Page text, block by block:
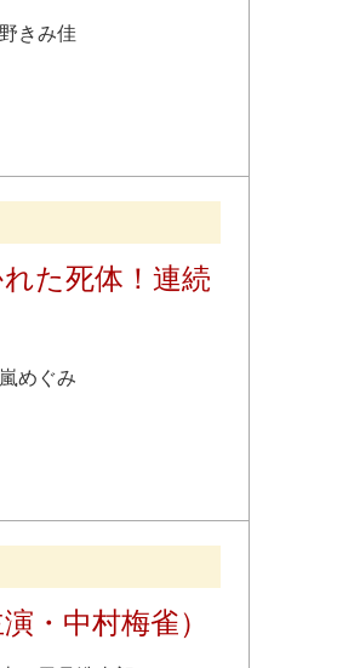
きみ佳
た死体！連続
めぐみ
・中村梅雀）